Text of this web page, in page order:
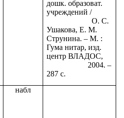
дошк. образоват.
учреждений /
О. С.
Ушакова, Е. М.
Струнина. – М. :
Гума нитар, изд.
центр ВЛАДОС,
2004. –
287 с.
набл